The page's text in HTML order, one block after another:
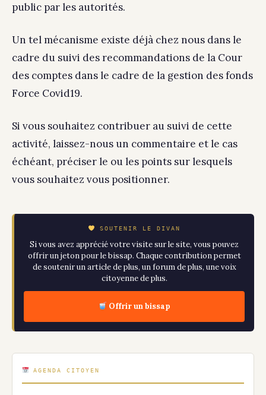
public par les autorités.
Un tel mécanisme existe déjà chez nous dans le
cadre du suivi des recommandations de la Cour
des comptes dans le cadre de la gestion des fonds
Force Covid19.
Si vous souhaitez contribuer au suivi de cette
activité, laissez-nous un commentaire et le cas
échéant, préciser le ou les points sur lesquels
vous souhaitez vous positionner.
SOUTENIR LE DIVAN
Si vous avez apprécié votre visite sur le site, vous pouvez
offrir un jeton pour le bissap. Chaque contribution permet
de soutenir un article de plus, un forum de plus, une voix
citoyenne de plus.
Offrir un bissap
AGENDA CITOYEN